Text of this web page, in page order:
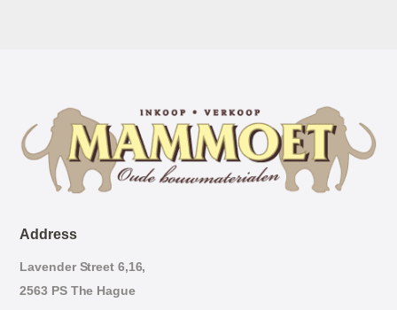
Address
Lavender Street 6,16,
2563 PS The Hague